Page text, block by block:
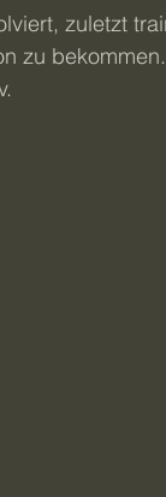
zuletzt
zu